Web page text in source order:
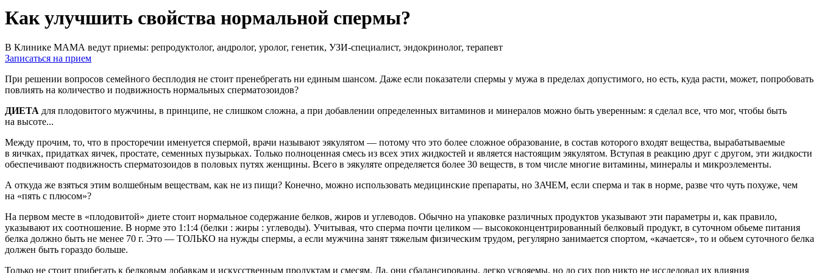
Как улучшить свойства нормальной спермы?
В Клинике МАМА ведут приемы: репродуктолог, андролог, уролог, генетик, УЗИ-специалист, эндокринолог, терапевт
Записаться на прием
При решении вопросов семейного бесплодия не стоит пренебрегать ни единым шансом. Даже если показатели спермы у мужа в пределах допустимого, но есть, куда расти, может, попробовать
повлиять на количество и подвижность нормальных сперматозоидов?
ДИЕТА для плодовитого мужчины, в принципе, не слишком сложна, а при добавлении определенных витаминов и минералов можно быть уверенным: я сделал все, что мог, чтобы быть
на высоте...
Между прочим, то, что в просторечии именуется спермой, врачи называют эякулятом — потому что это более сложное образование, в состав которого входят вещества, вырабатываемые
в яичках, придатках яичек, простате, семенных пузырьках. Только полноценная смесь из всех этих жидкостей и является настоящим эякулятом. Вступая в реакцию друг с другом, эти жидкости
обеспечивают подвижность сперматозоидов в половых путях женщины. Всего в эякуляте определяется более 30 веществ, в том числе многие витамины, минералы и микроэлементы.
А откуда же взяться этим волшебным веществам, как не из пищи? Конечно, можно использовать медицинские препараты, но ЗАЧЕМ, если сперма и так в норме, разве что чуть похуже, чем
на «пять с плюсом»?
На первом месте в «плодовитой» диете стоит нормальное содержание белков, жиров и углеводов. Обычно на упаковке различных продуктов указывают эти параметры и, как правило,
указывают их соотношение. В норме это 1:1:4 (белки : жиры : углеводы). Учитывая, что сперма почти целиком — высококонцентрированный белковый продукт, в суточном обьеме питания
белка должно быть не менее 70 г. Это — ТОЛЬКО на нужды спермы, а если мужчина занят тяжелым физическим трудом, регулярно занимается спортом, «качается», то и обьем суточного белка
должен быть гораздо больше.
Только не стоит прибегать к белковым добавкам и искусственным продуктам и смесям. Да, они сбалансированы, легко усвояемы, но до сих пор никто не исследовал их влияния